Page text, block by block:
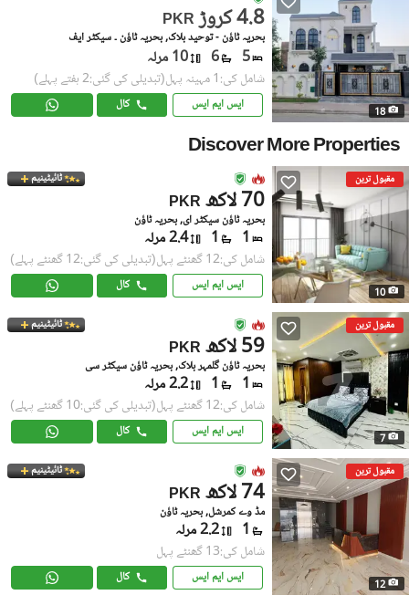
18
PKR 4.8 کروڑ
بحریہ ٹاؤن - توحید بلاک, بحریہ ٹاؤن ۔ سیکٹر ایف
5
6 10 مرلہ
شامل کی:1 مہینہ پہل (تبدیلی کی گئی:2 ہفتے پہلے)
ایس ایم ایس کال
Discover More Properties
مقبول ترین
10
ٹائیٹینیم
PKR 70 لاکھ
بحریہ ٹاؤن سیکٹر ای, بحریہ ٹاؤن
1
1 2.4 مرلہ
شامل کی:12 گھنٹے پہل (تبدیلی کی گئی:12 گھنٹے پہلے)
ایس ایم ایس کال
مقبول ترین
7
ٹائیٹینیم
PKR 59 لاکھ
بحریہ ٹاؤن گلمہر بلاک, بحریہ ٹاؤن سیکٹر سی
1
1 2.2 مرلہ
شامل کی:12 گھنٹے پہل (تبدیلی کی گئی:10 گھنٹے پہلے)
ایس ایم ایس کال
مقبول ترین
12
ٹائیٹینیم
PKR 74 لاکھ
مڈ وے کمرشل, بحریہ ٹاؤن
1 2.2 مرلہ
شامل کی:13 گھنٹے پہل
ایس ایم ایس کال